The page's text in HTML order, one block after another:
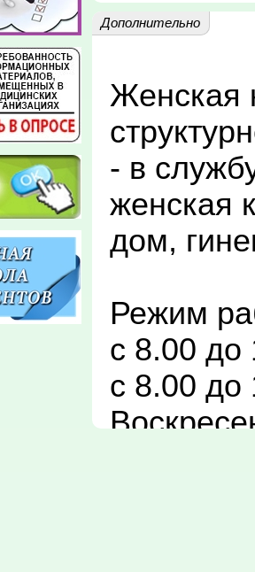
Дополнительно
Женская
- в
женская
дом,
Режим
с 8.00 до
с 8.00 до